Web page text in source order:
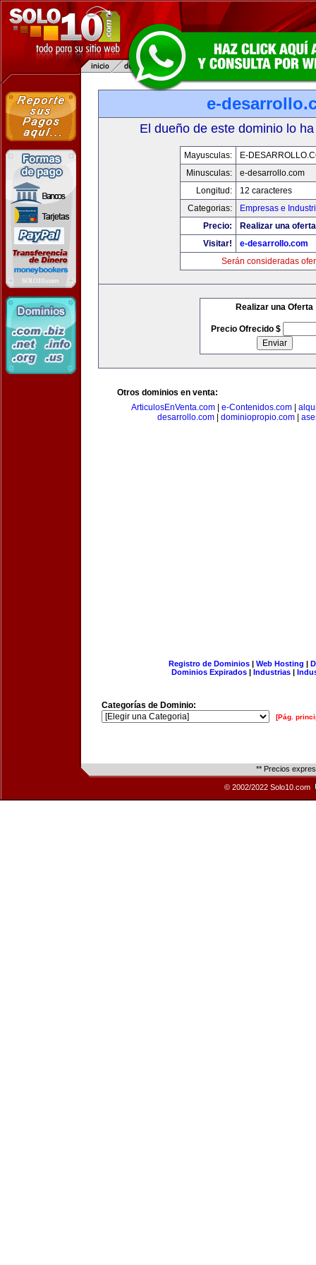
e-
El dueño de este dominio lo
Mayusculas:
E-
Minusculas:
e-desarrollo.com
Longitud:
12 caracteres
Categorias:
Empresas e
Precio:
Realizar una
Visitar!
e-desarrollo.com
Serán consideradas
Realizar una Oferta
Precio Ofrecido $
Otros dominios en venta:
ArticulosEnVenta.com| e-Contenidos.com|
desarrollo.com| dominiopropio.com|
Registro de Dominios| Web Hosting |
Dominios Expirados | Industrias |
Categorías de Dominio:
[Pág.
** Precios
© 2002/2022 Solo10.com